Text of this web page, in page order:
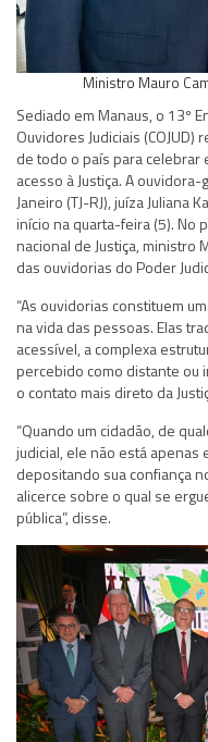
Ministro Mauro
Sediado em Manaus, o 13º
Ouvidores Judiciais
de todo o país para
acesso à Justiça. A
Janeiro (TJ-RJ), juíza Juliana
início na quarta-feira (5). No
nacional de Justiça, ministro
das ouvidorias do Poder
“As ouvidorias constituem
na vida das pessoas. Elas
acessível, a complexa
percebido como distante ou
o contato mais direto da
“Quando um cidadão, de
judicial, ele não está
depositando sua confiança
alicerce sobre o qual se
pública”, disse.